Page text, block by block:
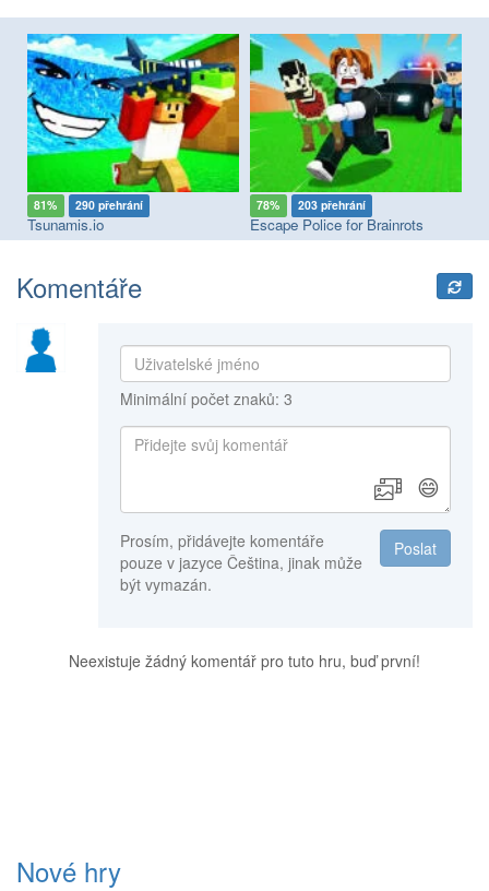
81% 290 přehrání
Tsunamis.io
78% 203 přehrání
Escape Police for Brainrots
Komentáře
Minimální počet znaků: 3
😄
Poslat
Prosím, přidávejte komentáře
pouze v jazyce Čeština, jinak může
být vymazán.
Neexistuje žádný komentář pro tuto hru, buď první!
Nové hry